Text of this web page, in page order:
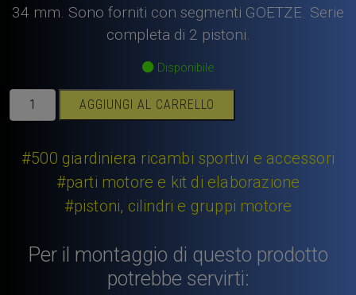
34 mm. Sono forniti con segmenti GOETZE. Serie
completa di 2 pistoni.
Disponibile
Pistoni
Fiat
Fiat
AGGIUNGI AL CARRELLO
#500 giardiniera ricambi sportivi e accessori
#parti motore e kit di elaborazione
#pistoni, cilindri e gruppi motore
Per il montaggio di questo prodotto
potrebbe servirti: